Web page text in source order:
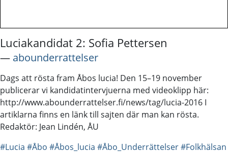
Luciakandidat 2: Sofia Pettersen
― abounderrattelser
Dags att rösta fram Åbos lucia! Den 15–19 november
publicerar vi kandidatintervjuerna med videoklipp här:
http://www.abounderrattelser.fi/news/tag/lucia-2016 I
artiklarna finns en länk till sajten där man kan rösta.
Redaktör: Jean Lindén, ÅU
#Lucia #Åbo #Åbos_lucia #Åbo_Underrättelser#Folkhälsan